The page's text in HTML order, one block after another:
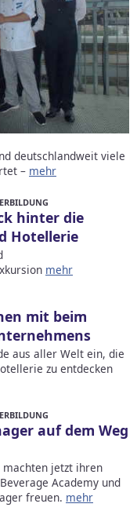
deutschlandweit viele
– mehr
hinter die
Hotellerie
mehr
mit beim
aus aller Welt ein, die
zu entdecken
auf dem Weg
machten jetzt ihren
Academy und
freuen. mehr